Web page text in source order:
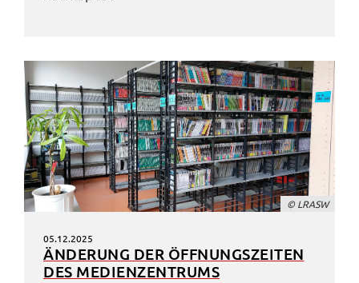
© LRASW
05.12.2025
ÄNDE­RUNG DER ÖFFNUNGS­ZEI­TEN
DES MEDI­EN­ZEN­TRUMS